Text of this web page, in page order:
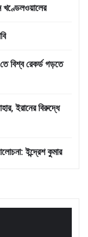
খণ্ডেলওয়ালের
তে বিশ্ব রেকর্ড গড়তে
ইরানের বিরুদ্ধে
ইন্দ্রেশ কুমার